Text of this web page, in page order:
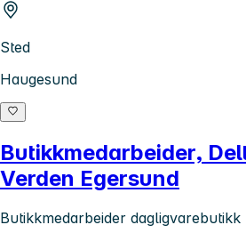
Sted
Haugesund
Butikkmedarbeider,
Verden Egersund
Butikkmedarbeider dagligvarebutikk